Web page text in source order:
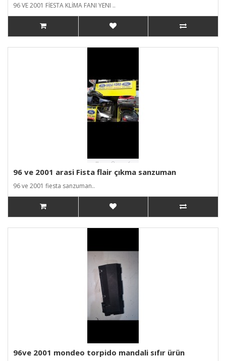
96 VE 2001 FİESTA KLİMA FANI YENI ..
96 ve 2001 arasi Fista flair çıkma sanzuman
96 ve 2001 fiesta sanzuman..
96ve 2001 mondeo torpido mandali sıfır ürün